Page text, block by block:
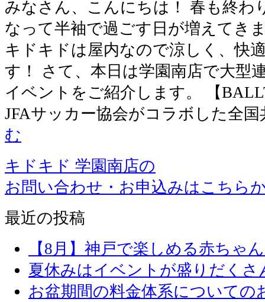
みなさん、こんにちは！ 春も終わ
なって半袖で過ごす日が増えてき
キドキドは屋内なので涼しく、快
す！ さて、本日は学園南店で大型
イベントをご紹介します。 【
JFAサッカー協会がコラボした全
む
キドキド 学園南店の
お問い合わせ・お申込みはこちら
最近の投稿
【8月】神戸で楽しめる赤ちゃ
夏休みはイベントが盛りだくさ
お盆期間の料金体系についての